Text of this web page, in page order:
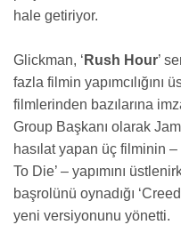
hale getiriyor.
Glickman, ‘ Rush Hour’
fazla filmin yapımcılığını
filmlerinden bazılarına
Group Başkanı olarak
hasılat yapan üç filminin –
To Die’ – yapımını
başrolünü oynadığı
yeni versiyonunu yönetti.